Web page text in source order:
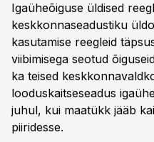
Igaüheõiguse üldised
keskkonnaseadustiku
kasutamise reegleid
viibimisega seotud
ka teised
looduskaitseseadus
juhul, kui maatükk jääb
piiridesse.